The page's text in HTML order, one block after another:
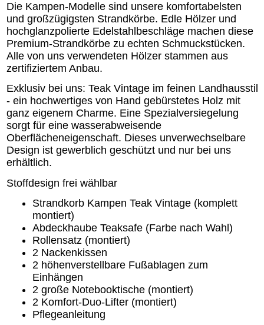
Die Kampen-Modelle sind unsere komfortabelsten
und großzügigsten Strandkörbe. Edle Hölzer und
hochglanzpolierte Edelstahlbeschläge machen diese
Premium-Strandkörbe zu echten Schmuckstücken.
Alle von uns verwendeten Hölzer stammen aus
zertifiziertem Anbau.
Exklusiv bei uns: Teak Vintage im feinen Landhausstil
- ein hochwertiges von Hand gebürstetes Holz mit
ganz eigenem Charme. Eine Spezialversiegelung
sorgt für eine wasserabweisende
Oberflächeneigenschaft. Dieses unverwechselbare
Design ist gewerblich geschützt und nur bei uns
erhältlich.
Stoffdesign frei wählbar
Strandkorb Kampen Teak Vintage (komplett
montiert)
Abdeckhaube Teaksafe (Farbe nach Wahl)
Rollensatz (montiert)
2 Nackenkissen
2 höhenverstellbare Fußablagen zum
Einhängen
2 große Notebooktische (montiert)
2 Komfort-Duo-Lifter (montiert)
Pflegeanleitung